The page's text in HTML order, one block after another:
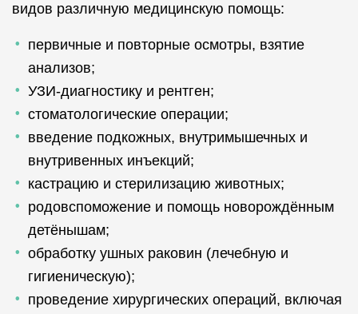
видов различную медицинскую помощь:
первичные и повторные осмотры, взятие
анализов;
УЗИ-диагностику и рентген;
стоматологические операции;
введение подкожных, внутримышечных и
внутривенных инъекций;
кастрацию и стерилизацию животных;
родовспоможение и помощь новорождённым
детёнышам;
обработку ушных раковин (лечебную и
гигиеническую);
проведение хирургических операций, включая